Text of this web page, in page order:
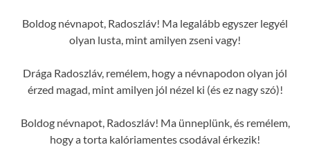
Boldog névnapot, Radoszláv! Ma legalább egyszer legyél
olyan lusta, mint amilyen zseni vagy!
Drága Radoszláv, remélem, hogy a névnapodon olyan jól
érzed magad, mint amilyen jól nézel ki (és ez nagy szó)!
Boldog névnapot, Radoszláv! Ma ünneplünk, és remélem,
hogy a torta kalóriamentes csodával érkezik!